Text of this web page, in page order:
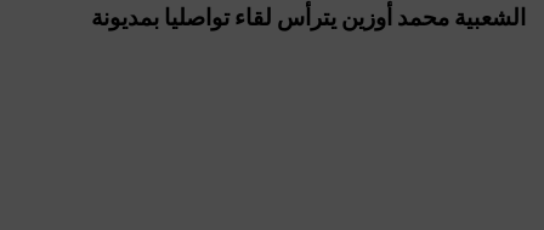
الشعبية محمد أوزين يترأس لقاء تواصليا بمديونة